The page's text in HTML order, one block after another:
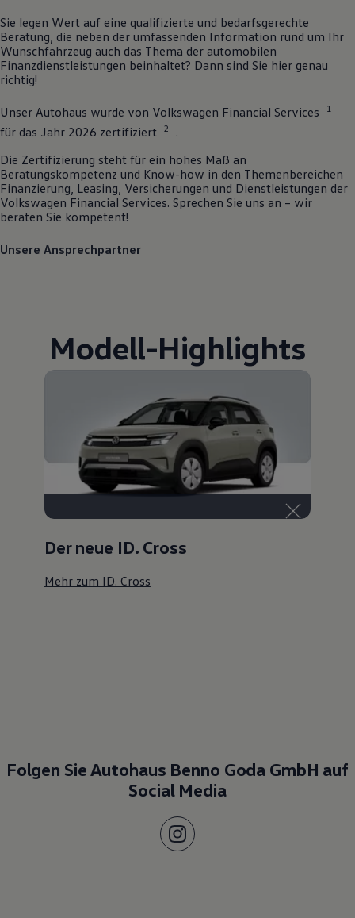
Sie legen Wert auf eine qualifizierte und bedarfsgerechte
Beratung, die neben der umfassenden Information rund um Ihr
Wunschfahrzeug auch das Thema der automobilen
Finanzdienstleistungen beinhaltet? Dann sind Sie hier genau
richtig!
Unser Autohaus wurde von Volkswagen Financial Services 1
für das Jahr 2026 zertifiziert 2
.
Die Zertifizierung steht für ein hohes Maß an
Beratungskompetenz und Know-how in den Themenbereichen
Finanzierung, Leasing, Versicherungen und Dienstleistungen der
Volkswagen Financial Services. Sprechen Sie uns an – wir
beraten Sie kompetent!
Unsere Ansprechpartner
Modell-Highlights
Der neue ID. Cross
Mehr zum ID. Cross
Folgen Sie Autohaus Benno Goda GmbH auf
Social Media